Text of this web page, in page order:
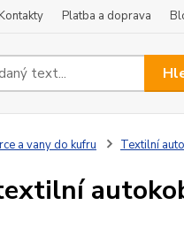
Kontakty Platba a doprava
a vany do kufru Textilní